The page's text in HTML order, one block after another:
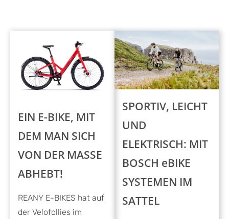
EIN E-BIKE, MIT
DEM MAN SICH
VON DER MASSE
ABHEBT!
REANY E-BIKES hat auf
der Velofollies im
SPORTIV, LEICHT
UND
ELEKTRISCH: MIT
BOSCH eBIKE
SYSTEMEN IM
SATTEL